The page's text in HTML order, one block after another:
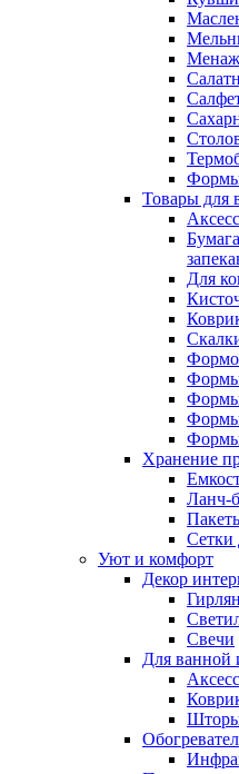
Формы
Товары для
Для
Формы
Формы
Формы
Хранение
Ланч-
Сетки
Уют и комфорт
Декор
Свечи
Для ванной
Шторы